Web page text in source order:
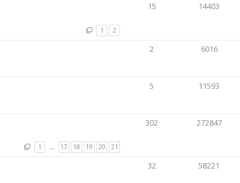
1 2
15 14403
2 6016
5 11593
1 … 17 18 19 20 21
302 272847
32 58221